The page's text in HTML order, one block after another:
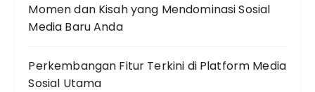
Momen dan Kisah yang Mendominasi Sosial
Media Baru Anda
Perkembangan Fitur Terkini di Platform Media
Sosial Utama